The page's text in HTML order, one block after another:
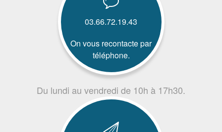
03.66.72.19.43
On vous recontacte par
téléphone.
Du lundi au vendredi de 10h à 17h30.